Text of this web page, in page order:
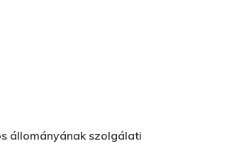
állományának szolgálati